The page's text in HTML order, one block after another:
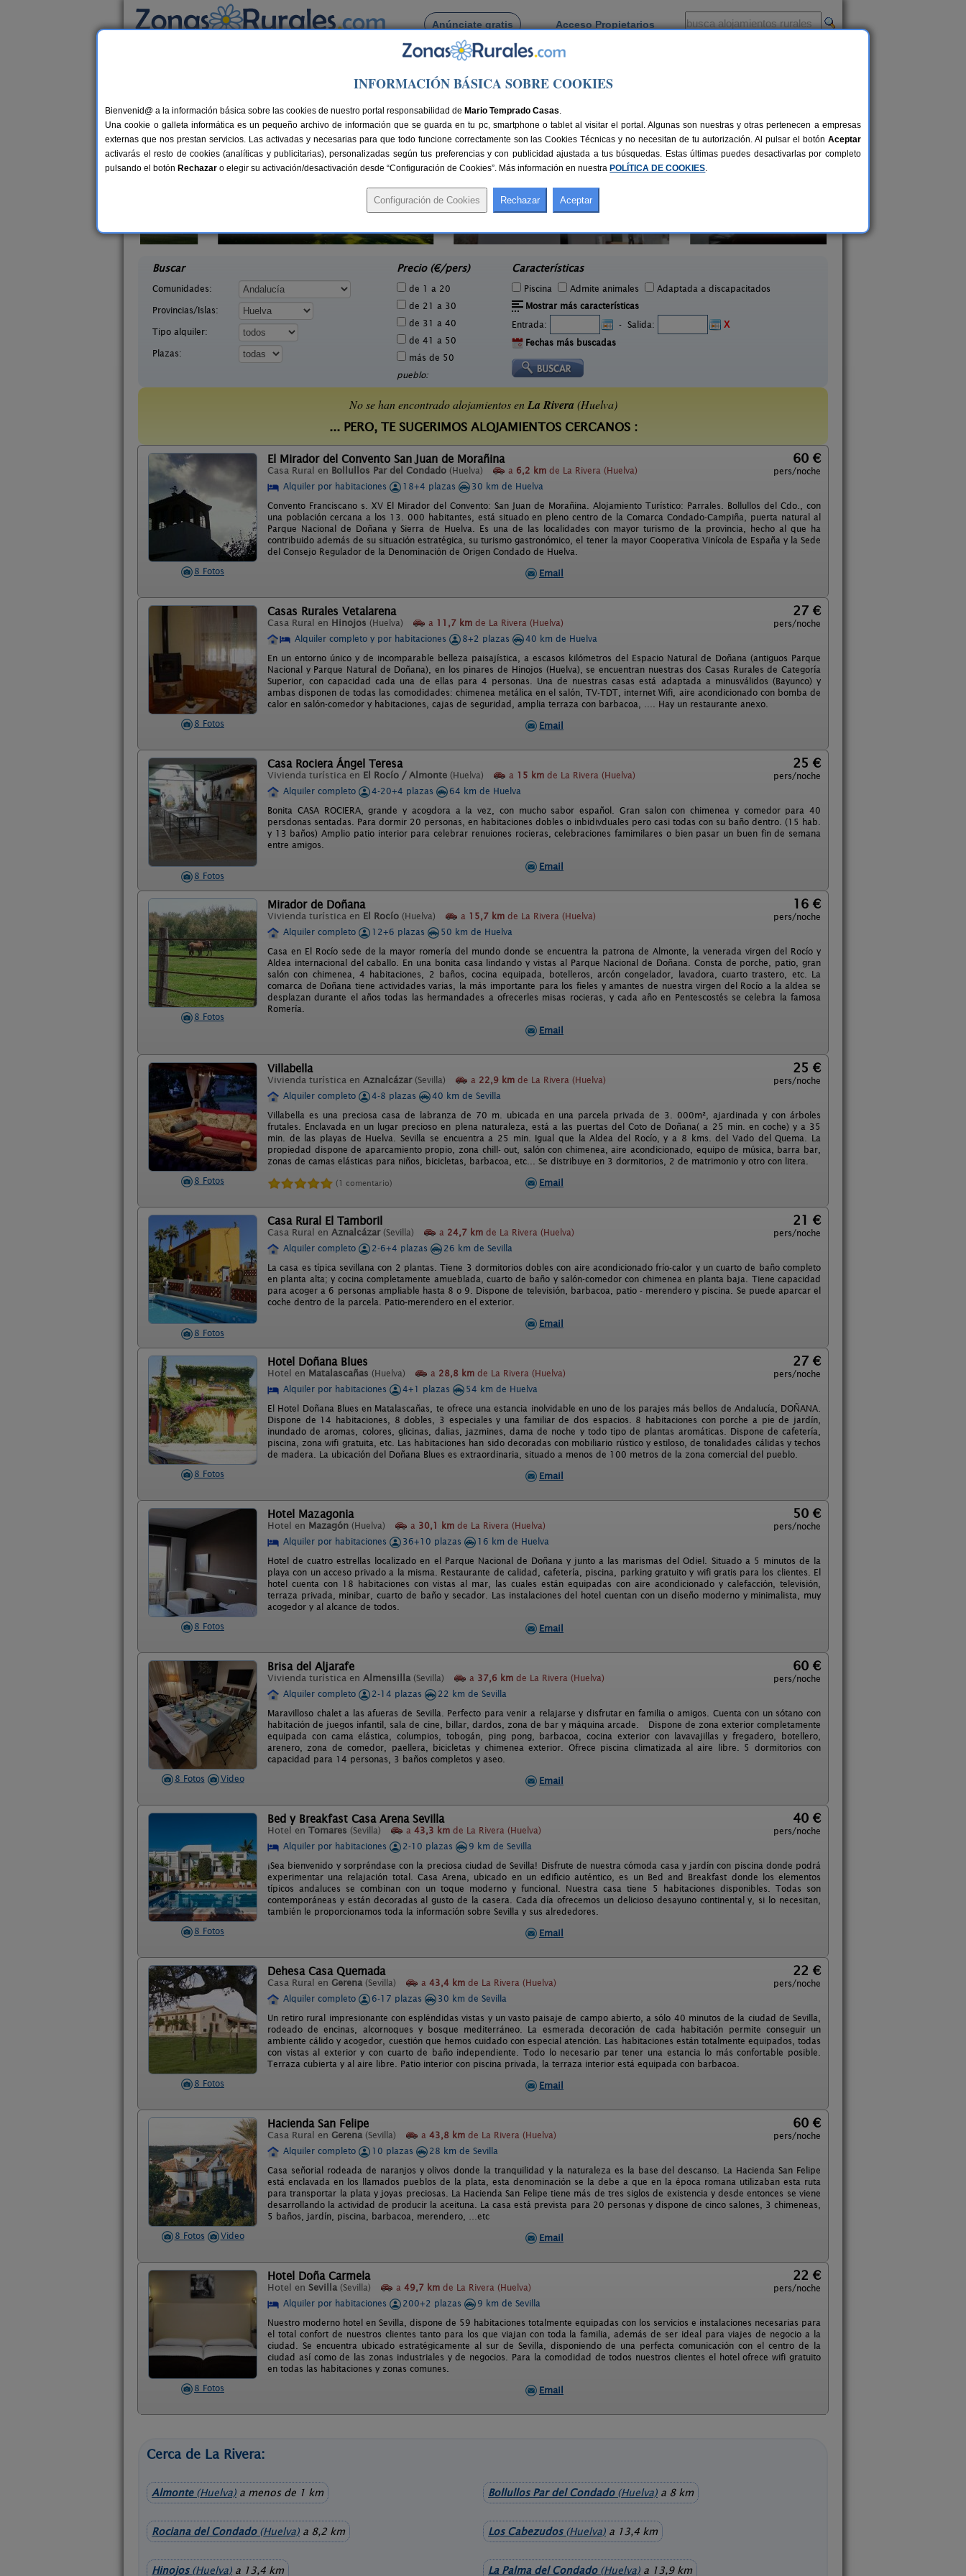
Anúnciate gratis Acceso Propietarios
Busca por pueblo
Casas Rurales cerca de La Rivera
Casa del Cobre
Buscar
Comunidades:
Provincias/Islas:
Tipo alquiler:
Plazas:
Precio (€/pers)
de 1 a 20
de 21 a 30
de 31 a 40
de 41 a 50
más de 50
pueblo:
Características
Piscina Admite animales
Adaptada a discapacitados
Mostrar más características
Entrada:
- Salida:
X
Fechas más buscadas
No se han encontrado alojamientos enLa Rivera (Huelva)
... PERO, TE SUGERIMOS ALOJAMIENTOS CERCANOS :
8 Fotos
El Mirador del Convento San Juan de Morañina
Casa Rural en Bollullos Par del Condado (Huelva) a 6,2 km de La Rivera (Huelva)
60 €
pers/noche
Alquiler por habitaciones
18+4 plazas
30 km de Huelva
Convento Franciscano s. XV El Mirador del Convento: San Juan de Morañina. Alojamiento Turístico: Parrales. Bollullos del Cdo., con
una población cercana a los 13. 000 habitantes, está situado en pleno centro de la Comarca Condado-Campiña, puerta natural al
Parque Nacional de Doñana y Sierra de Huelva. Es una de las localidades con mayor turismo de la provincia, hecho al que ha
contribuido además de su situación estratégica, su turismo gastronómico, el tener la mayor Cooperativa Vinícola de España y la Sede
del Consejo Regulador de la Denominación de Origen Condado de Huelva.
Email
8 Fotos
Casas Rurales Vetalarena
Casa Rural en Hinojos (Huelva) a 11,7 km de La Rivera (Huelva)
27 €
pers/noche
Alquiler completo y por habitaciones
8+2 plazas
40 km de Huelva
En un entorno único y de incomparable belleza paisajística, a escasos kilómetros del Espacio Natural de Doñana (antiguos Parque
Nacional y Parque Natural de Doñana), en los pinares de Hinojos (Huelva), se encuentran nuestras dos Casas Rurales de Categoría
Superior, con capacidad cada una de ellas para 4 personas. Una de nuestras casas está adaptada a minusválidos (Bayunco) y
ambas disponen de todas las comodidades: chimenea metálica en el salón, TV-TDT, internet Wifi, aire acondicionado con bomba de
calor en salón-comedor y habitaciones, cajas de seguridad, amplia terraza con barbacoa, …. Hay un restaurante anexo.
Email
8 Fotos
Casa Rociera Ángel Teresa
Vivienda turística en El Rocío / Almonte (Huelva) a 15 km de La Rivera (Huelva)
25 €
pers/noche
Alquiler completo
4-20+4 plazas
64 km de Huelva
Bonita CASA ROCIERA, grande y acogdora a la vez, con mucho sabor español. Gran salon con chimenea y comedor para 40
persdonas sentadas. Para dormir 20 personas, en habitaciones dobles o inbidivduales pero casi todas con su baño dentro. (15 hab.
y 13 baños) Amplio patio interior para celebrar renuiones rocieras, celebraciones famimilares o bien pasar un buen fin de semana
entre amigos.
Email
8 Fotos
Mirador de Doñana
Vivienda turística en El Rocío (Huelva) a 15,7 km de La Rivera (Huelva)
16 €
pers/noche
Alquiler completo
12+6 plazas
50 km de Huelva
Casa en El Rocío sede de la mayor romería del mundo donde se encuentra la patrona de Almonte, la venerada virgen del Rocío y
Aldea internacional del caballo. En una bonita casa lindando y vistas al Parque Nacional de Doñana. Consta de porche, patio, gran
salón con chimenea, 4 habitaciones, 2 baños, cocina equipada, botelleros, arcón congelador, lavadora, cuarto trastero, etc. La
comarca de Doñana tiene actividades varias, la más importante para los fieles y amantes de nuestra virgen del Rocío a la aldea se
desplazan durante el años todas las hermandades a ofrecerles misas rocieras, y cada año en Pentescostés se celebra la famosa
Romería.
Email
8 Fotos
Villabella
Vivienda turística en Aznalcázar (Sevilla) a 22,9 km de La Rivera (Huelva)
25 €
pers/noche
Alquiler completo
4-8 plazas
40 km de Sevilla
Villabella es una preciosa casa de labranza de 70 m. ubicada en una parcela privada de 3. 000m², ajardinada y con árboles
frutales. Enclavada en un lugar precioso en plena naturaleza, está a las puertas del Coto de Doñana( a 25 min. en coche) y a 35
min. de las playas de Huelva. Sevilla se encuentra a 25 min. Igual que la Aldea del Rocío, y a 8 kms. del Vado del Quema. La
propiedad dispone de aparcamiento propio, zona chill- out, salón con chimenea, aire acondicionado, equipo de música, barra bar,
zonas de camas elásticas para niños, bicicletas, barbacoa, etc... Se distribuye en 3 dormitorios, 2 de matrimonio y otro con litera.
(1 comentario) Email
8 Fotos
Casa Rural El Tamboril
Casa Rural en Aznalcázar (Sevilla) a 24,7 km de La Rivera (Huelva)
21 €
pers/noche
Alquiler completo
2-6+4 plazas
26 km de Sevilla
La casa es típica sevillana con 2 plantas. Tiene 3 dormitorios dobles con aire acondicionado frío-calor y un cuarto de baño completo
en planta alta; y cocina completamente amueblada, cuarto de baño y salón-comedor con chimenea en planta baja. Tiene capacidad
para acoger a 6 personas ampliable hasta 8 o 9. Dispone de televisión, barbacoa, patio - merendero y piscina. Se puede aparcar el
coche dentro de la parcela. Patio-merendero en el exterior.
Email
8 Fotos
Hotel Doñana Blues
Hotel en Matalascañas (Huelva) a 28,8 km de La Rivera (Huelva)
27 €
pers/noche
Alquiler por habitaciones
4+1 plazas
54 km de Huelva
El Hotel Doñana Blues en Matalascañas, te ofrece una estancia inolvidable en uno de los parajes más bellos de Andalucía, DOÑANA.
Dispone de 14 habitaciones, 8 dobles, 3 especiales y una familiar de dos espacios. 8 habitaciones con porche a pie de jardín,
inundado de aromas, colores, glicinas, dalias, jazmines, dama de noche y todo tipo de plantas aromáticas. Dispone de cafetería,
piscina, zona wifi gratuita, etc. Las habitaciones han sido decoradas con mobiliario rústico y estiloso, de tonalidades cálidas y techos
de madera. La ubicación del Doñana Blues es extraordinaria, situado a menos de 100 metros de la zona comercial del pueblo.
Email
8 Fotos
Hotel Mazagonia
Hotel en Mazagón (Huelva) a 30,1 km de La Rivera (Huelva)
50 €
pers/noche
Alquiler por habitaciones
36+10 plazas
16 km de Huelva
Hotel de cuatro estrellas localizado en el Parque Nacional de Doñana y junto a las marismas del Odiel. Situado a 5 minutos de la
playa con un acceso privado a la misma. Restaurante de calidad, cafetería, piscina, parking gratuito y wifi gratis para los clientes. El
hotel cuenta con 18 habitaciones con vistas al mar, las cuales están equipadas con aire acondicionado y calefacción, televisión,
terraza privada, minibar, cuarto de baño y secador. Las instalaciones del hotel cuentan con un diseño moderno y minimalista, muy
acogedor y al alcance de todos.
Email
8 Fotos Video
Brisa del Aljarafe
Vivienda turística en Almensilla (Sevilla) a 37,6 km de La Rivera (Huelva)
60 €
pers/noche
Alquiler completo
2-14 plazas
22 km de Sevilla
Maravilloso chalet a las afueras de Sevilla. Perfecto para venir a relajarse y disfrutar en familia o amigos. Cuenta con un sótano con
habitación de juegos infantil, sala de cine, billar, dardos, zona de bar y máquina arcade. Dispone de zona exterior completamente
equipada con cama elástica, columpios, tobogán, ping pong, barbacoa, cocina exterior con lavavajillas y fregadero, botellero,
arenero, zona de comedor, paellera, bicicletas y chimenea exterior. Ofrece piscina climatizada al aire libre. 5 dormitorios con
capacidad para 14 personas, 3 baños completos y aseo.
Email
8 Fotos
Bed y Breakfast Casa Arena Sevilla
Hotel en Tomares (Sevilla) a 43,3 km de La Rivera (Huelva)
40 €
pers/noche
Alquiler por habitaciones
2-10 plazas
9 km de Sevilla
¡Sea bienvenido y sorpréndase con la preciosa ciudad de Sevilla! Disfrute de nuestra cómoda casa y jardín con piscina donde podrá
experimentar una relajación total. Casa Arena, ubicado en un edificio auténtico, es un Bed and Breakfast donde los elementos
típicos andaluces se combinan con un toque moderno y funcional. Nuestra casa tiene 5 habitaciones disponibles. Todas son
contemporáneas y están decoradas al gusto de la casera. Cada día ofrecemos un delicioso desayuno continental y, si lo necesitan,
también le proporcionamos toda la información sobre Sevilla y sus alrededores.
Email
8 Fotos
Dehesa Casa Quemada
Casa Rural en Gerena (Sevilla) a 43,4 km de La Rivera (Huelva)
22 €
pers/noche
Alquiler completo
6-17 plazas
30 km de Sevilla
Un retiro rural impresionante con espléndidas vistas y un vasto paisaje de campo abierto, a sólo 40 minutos de la ciudad de Sevilla,
rodeado de encinas, alcornoques y bosque mediterráneo. La esmerada decoración de cada habitación permite conseguir un
ambiente cálido y acogedor, cuestión que hemos cuidado con especial atención. Las habitaciones están totalmente equipados, todas
con vistas al exterior y con cuarto de baño independiente. Todo lo necesario par tener una estancia lo más confortable posible.
Terraza cubierta y al aire libre. Patio interior con piscina privada, la terraza interior está equipada con barbacoa.
Email
8 Fotos Video
Hacienda San Felipe
Casa Rural en Gerena (Sevilla) a 43,8 km de La Rivera (Huelva)
60 €
pers/noche
Alquiler completo
10 plazas
28 km de Sevilla
Casa señorial rodeada de naranjos y olivos donde la tranquilidad y la naturaleza es la base del descanso. La Hacienda San Felipe
está enclavada en los llamados pueblos de la plata, esta denominación se la debe a que en la época romana utilizaban esta ruta
para transportar la plata y joyas preciosas. La Hacienda San Felipe tiene más de tres siglos de existencia y desde entonces se viene
desarrollando la actividad de producir la aceituna. La casa está prevista para 20 personas y dispone de cinco salones, 3 chimeneas,
5 baños, jardín, piscina, barbacoa, merendero, …etc
Email
8 Fotos
Hotel Doña Carmela
Hotel en Sevilla (Sevilla) a 49,7 km de La Rivera (Huelva)
22 €
pers/noche
Alquiler por habitaciones
200+2 plazas
9 km de Sevilla
Nuestro moderno hotel en Sevilla, dispone de 59 habitaciones totalmente equipadas con los servicios e instalaciones necesarias para
el total confort de nuestros clientes tanto para los que viajan con toda la familia, además de ser ideal para viajes de negocio a la
ciudad. Se encuentra ubicado estratégicamente al sur de Sevilla, disponiendo de una perfecta comunicación con el centro de la
ciudad así como de las zonas industriales y de negocios. Para la comodidad de todos nuestros clientes el hotel ofrece wifi gratuito
en todas las habitaciones y zonas comunes.
Email
Cerca de La Rivera:
Almonte(Huelva) a menos de 1 km Bollullos Par del Condado(Huelva) a 8 km
Rociana del Condado(Huelva) a 8,2 km Los Cabezudos(Huelva) a 13,4 km
Hinojos(Huelva) a 13,4 km La Palma del Condado(Huelva) a 13,9 km
INFORMACIÓN BÁSICA SOBRE COOKIES
Bienvenid@ a la información básica sobre las cookies de nuestro portal responsabilidad de Mario Temprado Casas.
Una cookie o galleta informática es un pequeño archivo de información que se guarda en tu pc, smartphone o tablet al visitar el portal. Algunas son nuestras y otras pertenecen a empresas
externas que nos prestan servicios. Las activadas y necesarias para que todo funcione correctamente son las Cookies Técnicas y no necesitan de tu autorización. Al pulsar el botón Aceptar
activarás el resto de cookies (analíticas y publicitarias), personalizadas según tus preferencias y con publicidad ajustada a tus búsquedas. Estas últimas puedes desactivarlas por completo
pulsando el botón Rechazar o elegir su activación/desactivación desde “Configuración de Cookies”. Más información en nuestra POLÍTICA DE COOKIES.